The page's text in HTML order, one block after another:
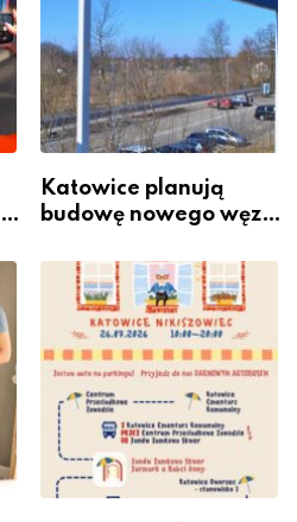
Katowice planują
budowę nowego węzła
Podlesiu